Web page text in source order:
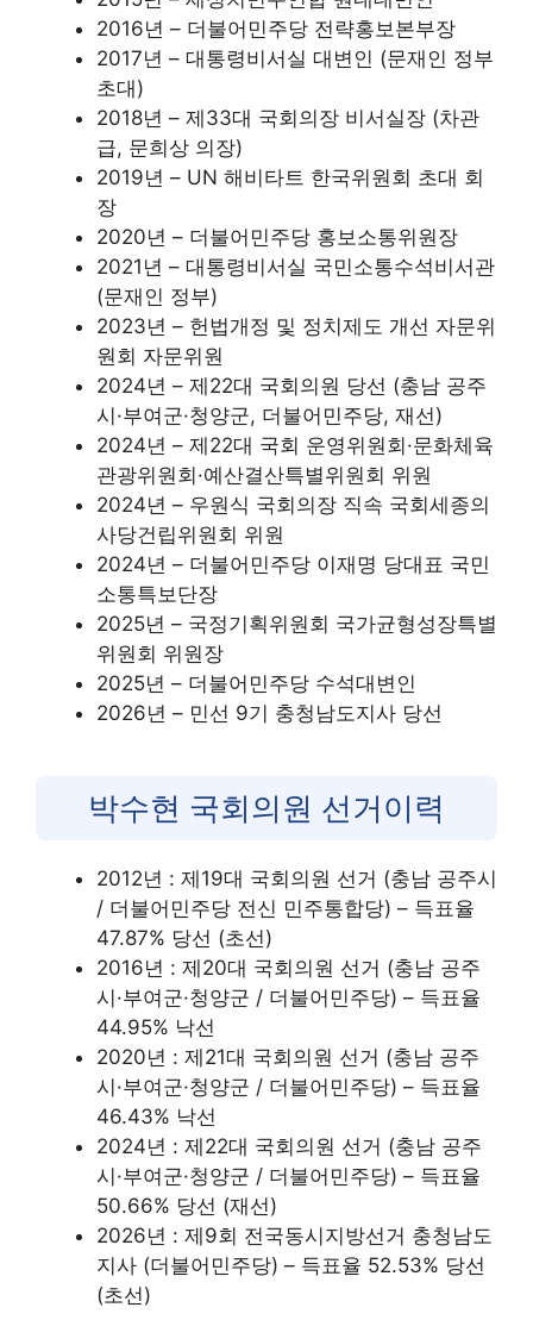
2016년 – 더불어민주당 전략홍보본부장
2017년 – 대통령비서실 대변인 (문재인 정부
초대)
2018년 – 제33대 국회의장 비서실장 (차관
급, 문희상 의장)
2019년 – UN 해비타트 한국위원회 초대 회
장
2020년 – 더불어민주당 홍보소통위원장
2021년 – 대통령비서실 국민소통수석비서관
(문재인 정부)
2023년 – 헌법개정 및 정치제도 개선 자문위
원회 자문위원
2024년 – 제22대 국회의원 당선 (충남 공주
시·부여군·청양군, 더불어민주당, 재선)
2024년 – 제22대 국회 운영위원회·문화체육
관광위원회·예산결산특별위원회 위원
2024년 – 우원식 국회의장 직속 국회세종의
사당건립위원회 위원
2024년 – 더불어민주당 이재명 당대표 국민
소통특보단장
2025년 – 국정기획위원회 국가균형성장특별
위원회 위원장
2025년 – 더불어민주당 수석대변인
2026년 – 민선 9기 충청남도지사 당선
박수현 국회의원 선거이력
2012년 : 제19대 국회의원 선거 (충남 공주시
/ 더불어민주당 전신 민주통합당) – 득표율
47.87% 당선 (초선)
2016년 : 제20대 국회의원 선거 (충남 공주
시·부여군·청양군 / 더불어민주당) – 득표율
44.95% 낙선
2020년 : 제21대 국회의원 선거 (충남 공주
시·부여군·청양군 / 더불어민주당) – 득표율
46.43% 낙선
2024년 : 제22대 국회의원 선거 (충남 공주
시·부여군·청양군 / 더불어민주당) – 득표율
50.66% 당선 (재선)
2026년 : 제9회 전국동시지방선거 충청남도
지사 (더불어민주당) – 득표율 52.53% 당선
(초선)